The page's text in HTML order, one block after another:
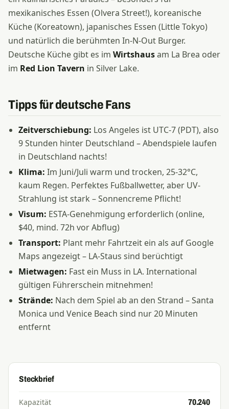
mexikanisches Essen (Olvera Street!), koreanische
Küche (Koreatown), japanisches Essen (Little Tokyo)
und natürlich die berühmten In-N-Out Burger.
Deutsche Küche gibt es im Wirtshausam La Brea oder
im Red Lion Tavern in Silver Lake.
Tipps für deutsche Fans
Zeitverschiebung: Los Angeles ist UTC-7 (PDT), also
9 Stunden hinter Deutschland – Abendspiele laufen
in Deutschland nachts!
Klima: Im Juni/Juli warm und trocken, 25-32°C,
kaum Regen. Perfektes Fußballwetter, aber UV-
Strahlung ist stark – Sonnencreme Pflicht!
Visum: ESTA-Genehmigung erforderlich (online,
$40, mind. 72h vor Abflug)
Transport: Plant mehr Fahrtzeit ein als auf Google
Maps angezeigt – LA-Staus sind berüchtigt
Mietwagen: Fast ein Muss in LA. International
gültigen Führerschein mitnehmen!
Strände: Nach dem Spiel ab an den Strand – Santa
Monica und Venice Beach sind nur 20 Minuten
entfernt
Steckbrief
Kapazität 70.240